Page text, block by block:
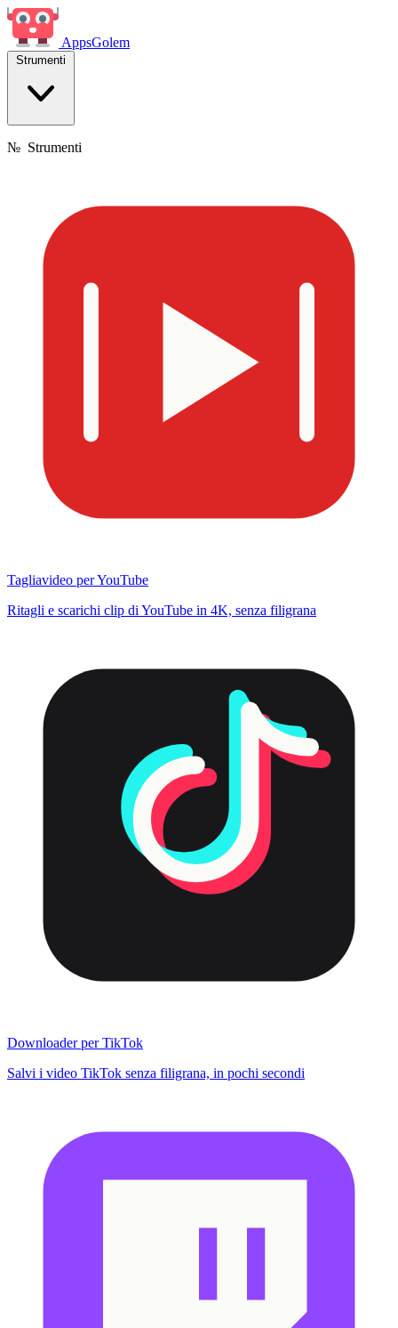
AppsGolem
Strumenti
№ Strumenti
Tagliavideo per YouTube
Ritagli e scarichi clip di YouTube in 4K, senza filigrana
Downloader per TikTok
Salvi i video TikTok senza filigrana, in pochi secondi